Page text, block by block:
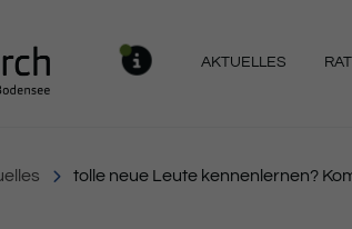
AKTUELLES
tolle neue Leute kennenlernen?